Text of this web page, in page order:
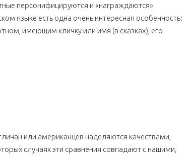
персонифицируются и «награждаются»
языке есть одна очень интересная особенность:
имеющим кличку или имя (в сказках), его
или американцев наделяются качествами,
случаях эти сравнения совпадают с нашими,